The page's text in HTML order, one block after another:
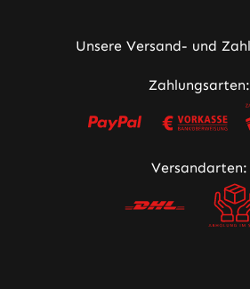
Unsere Versand- und
Zahlungsarten:
Versandarten: